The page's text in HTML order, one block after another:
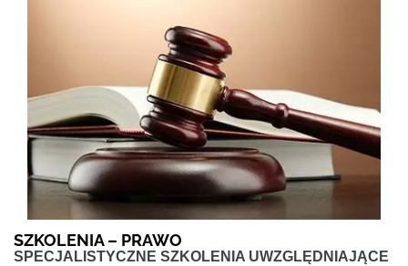
SZKOLENIA – PRAWO
SPECJALISTYCZNE SZKOLENIA UWZGLĘDNIAJĄCE